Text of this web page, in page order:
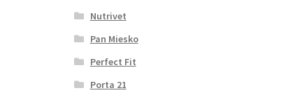
Nutrivet
Pan Miesko
Perfect Fit
Porta 21